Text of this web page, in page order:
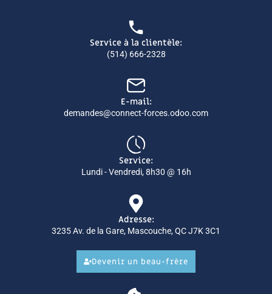
Service à la clientèle:
(514) 666-2328
E-mail:
demandes@connect-forces.odoo.com
Service:
Lundi - Vendredi, 8h30 @ 16h
Adresse:
3235 Av. de la Gare, Mascouche, QC J7K 3C1
Devenir un beau-frère